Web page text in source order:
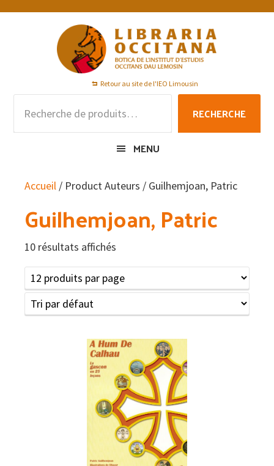
Passer
Passer
Passer
Retour au site de l'IEO Limousin
pour :
RECHERCHE
MENU
Accueil / Product Auteurs / Guilhemjoan, Patric
Guilhemjoan, Patric
10 résultats affichés